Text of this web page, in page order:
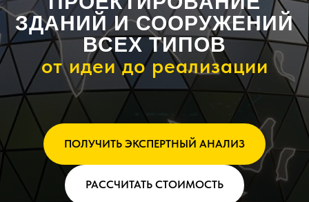
ЗДАНИЙ И СООРУЖЕНИЙ
ВСЕХ ТИПОВ
от идеи до реализации
ПОЛУЧИТЬ ЭКСПЕРТНЫЙ АНАЛИЗ
РАССЧИТАТЬ СТОИМОСТЬ